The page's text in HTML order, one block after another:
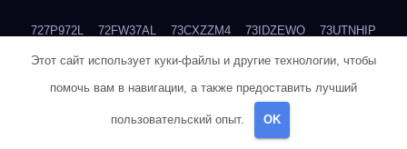
727P972L 72FW37AL 73CXZZM4 73IDZEWO 73UTNHIP
73VKAF4E 740HGIUK 745ACL1O 74DPJX4S 74DVDXRM
76BJGQ4F
Этот сайт использует куки-файлы и другие технологии, чтобы
помочь вам в навигации, а также предоставить лучший
пользовательский опыт. OK